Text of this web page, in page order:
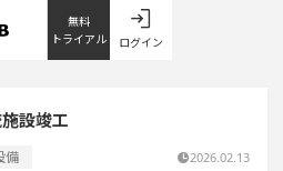
無料
トライアル
ログイン
設竣工
備 2026.02.13